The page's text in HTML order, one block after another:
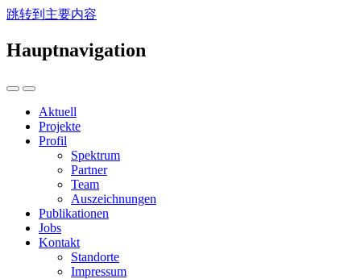
跳转到主要内容
Hauptnavigation
Aktuell
Projekte
Profil
Spektrum
Partner
Team
Auszeichnungen
Publikationen
Jobs
Kontakt
Standorte
Impressum